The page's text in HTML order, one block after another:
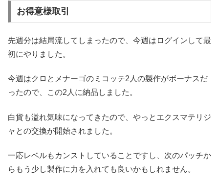
お得意様取引
先週分は結局流してしまったので、今週はログインして最
初にやりました。
今週はクロとメナーゴのミコッテ2人の製作がボーナスだ
ったので、この2人に納品しました。
白貨も溢れ気味になってきたので、やっとエクスマテリジ
ャとの交換が開始されました。
一応レベルもカンストしていることですし、次のパッチか
らもう少し製作に力を入れても良いかもしれません。